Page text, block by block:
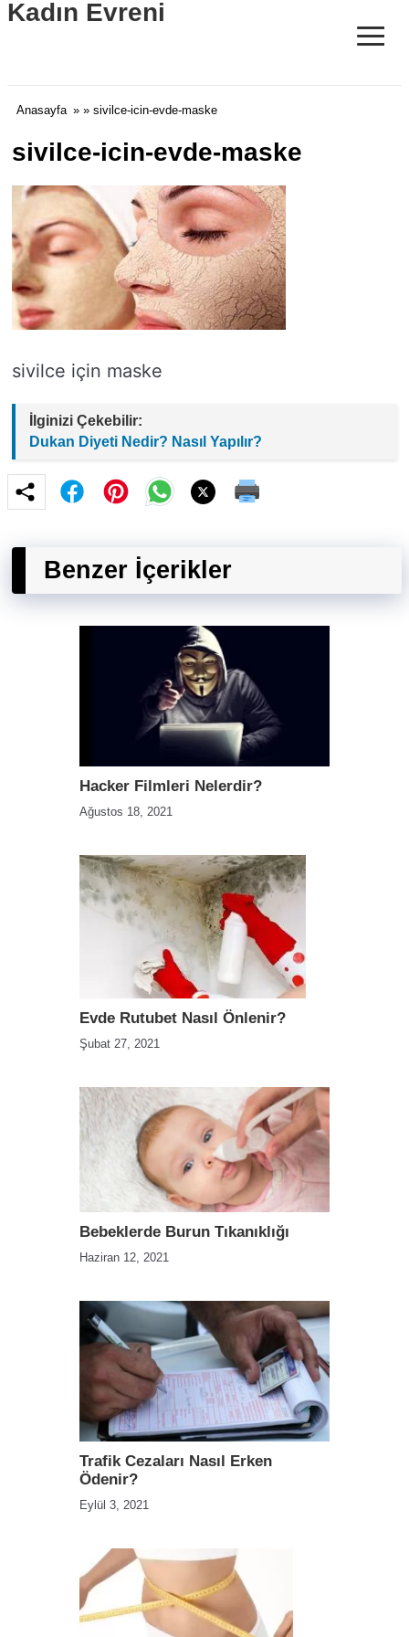
Kadın Evreni ≡
Anasayfa » » sivilce-icin-evde-maske
sivilce-icin-evde-maske
sivilce için maske
İlginizi Çekebilir:
Dukan Diyeti Nedir? Nasıl Yapılır?
Benzer İçerikler
Hacker Filmleri Nelerdir?
Ağustos 18, 2021
Evde Rutubet Nasıl Önlenir?
Şubat 27, 2021
Bebeklerde Burun Tıkanıklığı
Haziran 12, 2021
Trafik Cezaları Nasıl Erken
Ödenir?
Eylül 3, 2021